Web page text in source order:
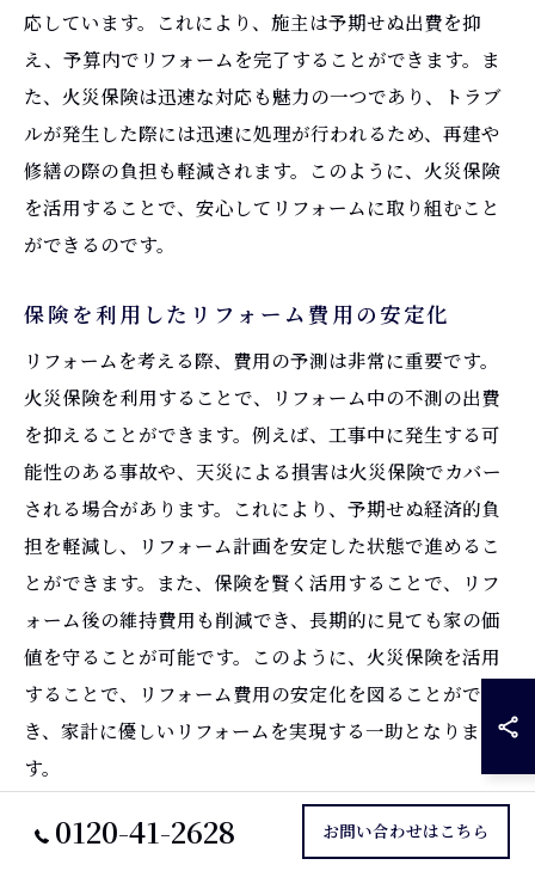
応しています。これにより、施主は予期せぬ出費を抑
え、予算内でリフォームを完了することができます。ま
た、火災保険は迅速な対応も魅力の一つであり、トラブ
ルが発生した際には迅速に処理が行われるため、再建や
修繕の際の負担も軽減されます。このように、火災保険
を活用することで、安心してリフォームに取り組むこと
ができるのです。
保険を利用したリフォーム費用の安定化
リフォームを考える際、費用の予測は非常に重要です。
火災保険を利用することで、リフォーム中の不測の出費
を抑えることができます。例えば、工事中に発生する可
能性のある事故や、天災による損害は火災保険でカバー
される場合があります。これにより、予期せぬ経済的負
担を軽減し、リフォーム計画を安定した状態で進めるこ
とができます。また、保険を賢く活用することで、リフ
ォーム後の維持費用も削減でき、長期的に見ても家の価
値を守ることが可能です。このように、火災保険を活用
することで、リフォーム費用の安定化を図ることがで
き、家計に優しいリフォームを実現する一助となりま
す。
火災保険が提供する安心のサポート
0120-41-2628 お問い合わせはこちら